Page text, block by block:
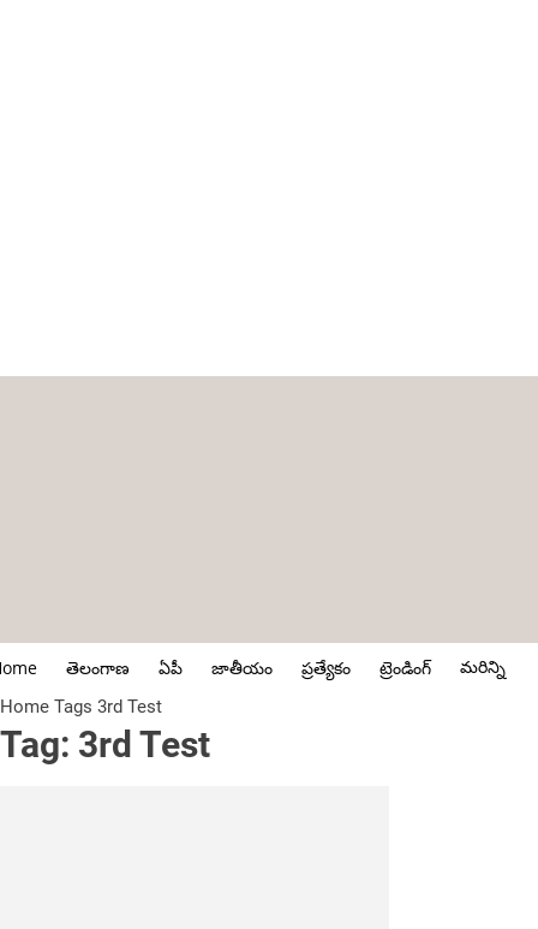
తెలంగాణ ఏపీ జాతీయం ప్రత్యేకం ట్రెండింగ్ మరిన్ని
Home Tags 3rd Test
Tag: 3rd Test